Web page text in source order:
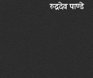
रुद्रदेव पाण्डे